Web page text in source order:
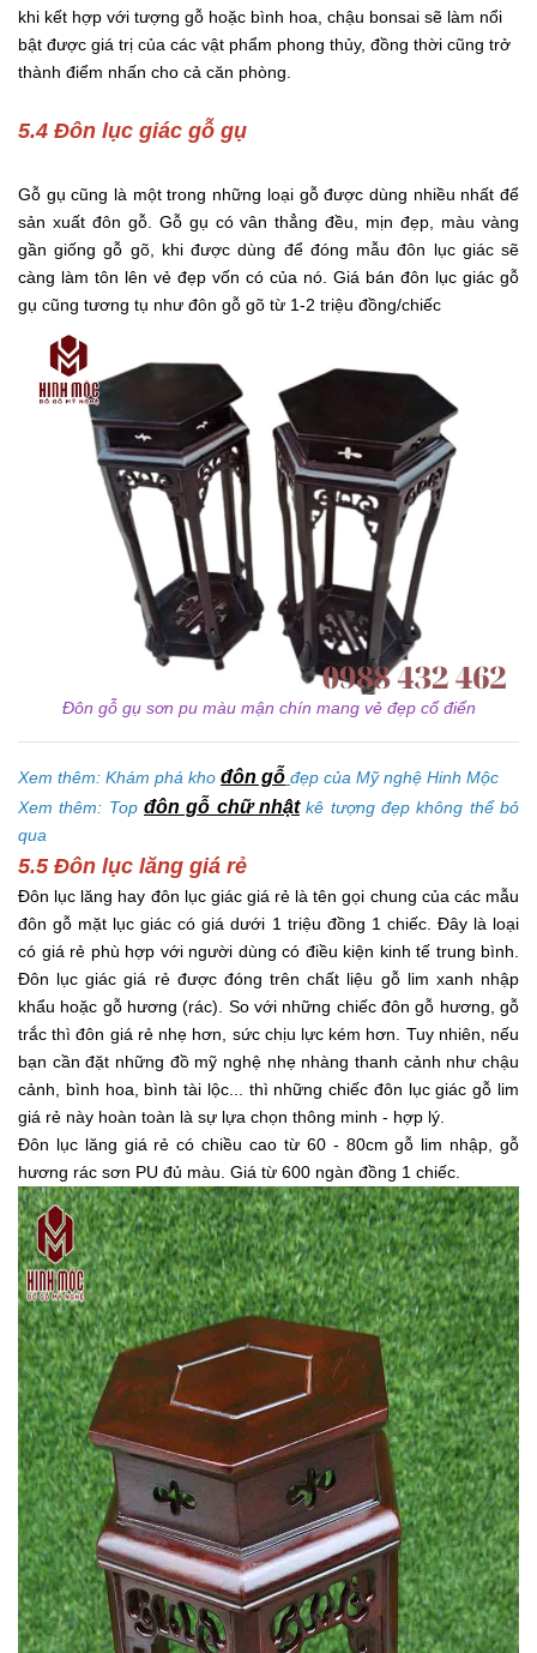
khi kết hợp với tượng gỗ hoặc bình hoa, chậu bonsai sẽ làm nổi
bật được giá trị của các vật phẩm phong thủy, đồng thời cũng trở
thành điểm nhấn cho cả căn phòng.
5.4 Đôn lục giác gỗ gụ
Gỗ gụ cũng là một trong những loại gỗ được dùng nhiều nhất để
sản xuất đôn gỗ. Gỗ gụ có vân thẳng đều, mịn đẹp, màu vàng
gần giống gỗ gõ, khi được dùng để đóng mẫu đôn lục giác sẽ
càng làm tôn lên vẻ đẹp vốn có của nó. Giá bán đôn lục giác gỗ
gụ cũng tương tụ như đôn gỗ gõ từ 1-2 triệu đồng/chiếc
Đôn gỗ gụ sơn pu màu mận chín mang vẻ đẹp cổ điển
Xem thêm: Khám phá kho đôn gỗ đẹp của Mỹ nghệ Hinh Mộc
Xem thêm: Top đôn gỗ chữ nhậtkê tượng đẹp không thể bỏ
qua
5.5 Đôn lục lăng giá rẻ
Đôn lục lăng hay đôn lục giác giá rẻ là tên gọi chung của các mẫu
đôn gỗ mặt lục giác có giá dưới 1 triệu đồng 1 chiếc. Đây là loại
có giá rẻ phù hợp với người dùng có điều kiện kinh tế trung bình.
Đôn lục giác giá rẻ được đóng trên chất liệu gỗ lim xanh nhập
khẩu hoặc gỗ hương (rác). So với những chiếc đôn gỗ hương, gỗ
trắc thì đôn giá rẻ nhẹ hơn, sức chịu lực kém hơn. Tuy nhiên, nếu
bạn cần đặt những đồ mỹ nghệ nhẹ nhàng thanh cảnh như chậu
cảnh, bình hoa, bình tài lộc... thì những chiếc đôn lục giác gỗ lim
giá rẻ này hoàn toàn là sự lựa chọn thông minh - hợp lý.
Đôn lục lăng giá rẻ có chiều cao từ 60 - 80cm gỗ lim nhập, gỗ
hương rác sơn PU đủ màu. Giá từ 600 ngàn đồng 1 chiếc.